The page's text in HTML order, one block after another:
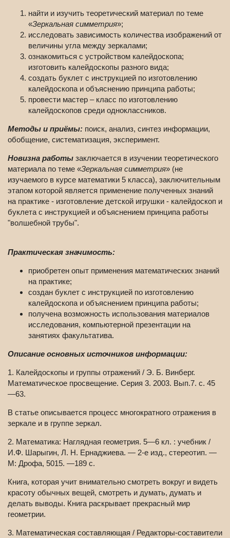
найти и изучить теоретический материал по теме
«Зеркальная симметрия»;
исследовать зависимость количества изображений от
величины угла между зеркалами;
ознакомиться с устройством калейдоскопа;
изготовить калейдоскопы разного вида;
создать буклет с инструкцией по изготовлению
калейдоскопа и объяснению принципа работы;
провести мастер – класс по изготовлению
калейдоскопов среди одноклассников.
Методы и приёмы: поиск, анализ, синтез информации,
обобщение, систематизация, эксперимент.
Новизна работы заключается в изучении теоретического
материала по теме «Зеркальная симметрия» (не
изучаемого в курсе математики 5 класса), заключительным
этапом которой является применение полученных знаний
на практике - изготовление детской игрушки - калейдоскоп и
буклета с инструкцией и объяснением принципа работы
"волшебной трубы".
Практическая значимость:
приобретен опыт применения математических знаний
на практике;
создан буклет с инструкцией по изготовлению
калейдоскопа и объяснением принципа работы;
получена возможность использования материалов
исследования, компьютерной презентации на
занятиях факультатива.
Описание основных источников информации:
1. Калейдоскопы и группы отражений / Э. Б. Винберг.
Математическое просвещение. Серия 3. 2003. Вып.7. с. 45
—63.
В статье описывается процесс многократного отражения в
зеркале и в группе зеркал.
2. Математика: Наглядная геометрия. 5—6 кл. : учебник /
И.Ф. Шарыгин, Л. Н. Ернаджиева. — 2-е изд., стереотип. —
М: Дрофа, 5015. —189 с.
Книга, которая учит внимательно смотреть вокруг и видеть
красоту обычных вещей, смотреть и думать, думать и
делать выводы. Книга раскрывает прекрасный мир
геометрии.
3. Математическая составляющая / Редакторы-составители